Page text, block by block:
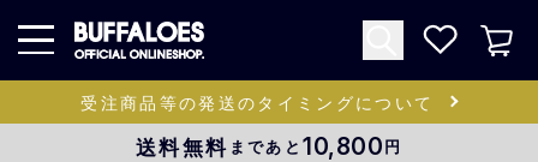
受注商品等の発送のタイミングについて
送料無料 まであと 10,800円